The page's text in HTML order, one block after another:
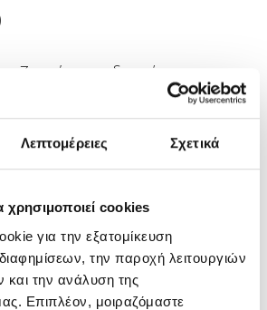
Λεπτομέρειες Σχετικά
χρησιμοποιεί cookies
για την εξατομίκευση
την παροχή λειτουργιών
την ανάλυση της
Επιπλέον, μοιραζόμαστε
ζευγάρια ενδιαφέρονται να
τηλεφωνήσουν στο 2410
συμμετοχή. Όλα τα
στις 5.00μμ.
η συμμετοχή.